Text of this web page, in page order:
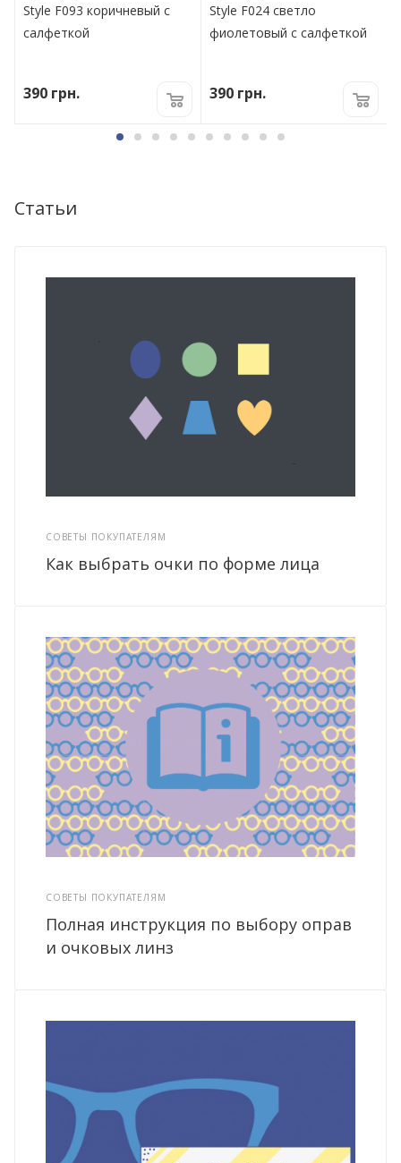
Style F093 коричневый с
салфеткой
390 грн.
Style F024 светло
фиолетовый с салфеткой
390 грн.
Статьи
СОВЕТЫ ПОКУПАТЕЛЯМ
Как выбрать очки по форме лица
СОВЕТЫ ПОКУПАТЕЛЯМ
Полная инструкция по выбору оправ
и очковых линз